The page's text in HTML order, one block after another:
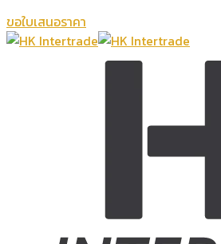
ขอใบเสนอราคา